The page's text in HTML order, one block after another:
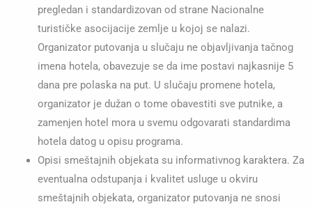
pregledan i standardizovan od strane Nacionalne
turističke asocijacije zemlje u kojoj se nalazi.
Organizator putovanja u slučaju ne objavljivanja tačnog
imena hotela, obavezuje se da ime postavi najkasnije 5
dana pre polaska na put. U slučaju promene hotela,
organizator je dužan o tome obavestiti sve putnike, a
zamenjen hotel mora u svemu odgovarati standardima
hotela datog u opisu programa.
Opisi smeštajnih objekata su informativnog karaktera. Za
eventualna odstupanja i kvalitet usluge u okviru
smeštajnih objekata, organizator putovanja ne snosi